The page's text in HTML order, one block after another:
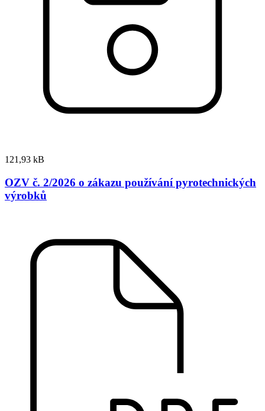
121,93 kB
OZV č. 2/2026 o zákazu používání pyrotechnických
výrobků